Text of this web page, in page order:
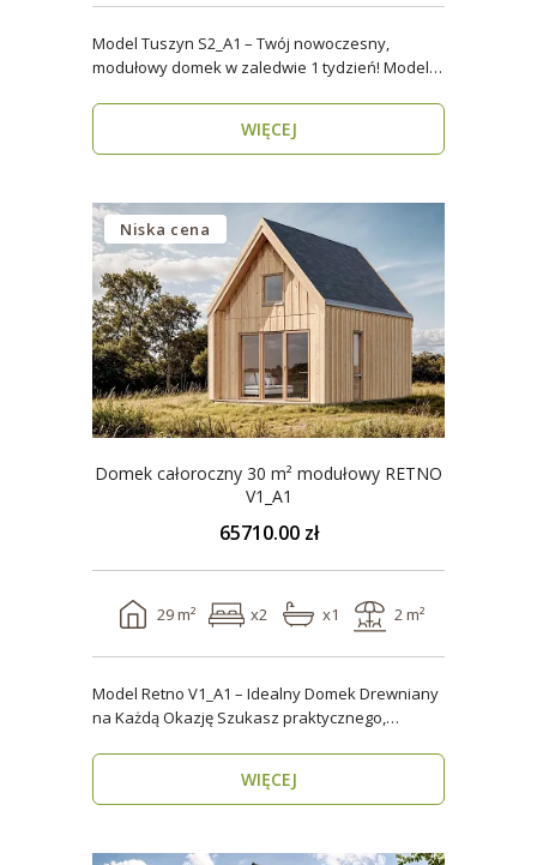
Model Tuszyn S2_A1 – Twój nowoczesny,
modułowy domek w zaledwie 1 tydzień! Model
WIĘCEJ
Niska cena
Domek całoroczny 30 m² modułowy RETNO
V1_A1
65710.00 zł
29 m² x2 x1 2 m²
Model Retno V1_A1 – Idealny Domek Drewniany
na Każdą Okazję Szukasz praktycznego,
WIĘCEJ